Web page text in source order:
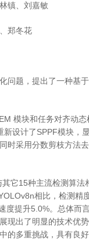
镇、刘嘉敏
郑冬花
问题，提出了一种基
模块和任务对齐动
新设计了SPPF模块，
时采用分数剪枝方法
它15种主流检测算法
相比，检测精
度提升5.0%。总体而
现出了明显的技术优
的多重挑战，具有良